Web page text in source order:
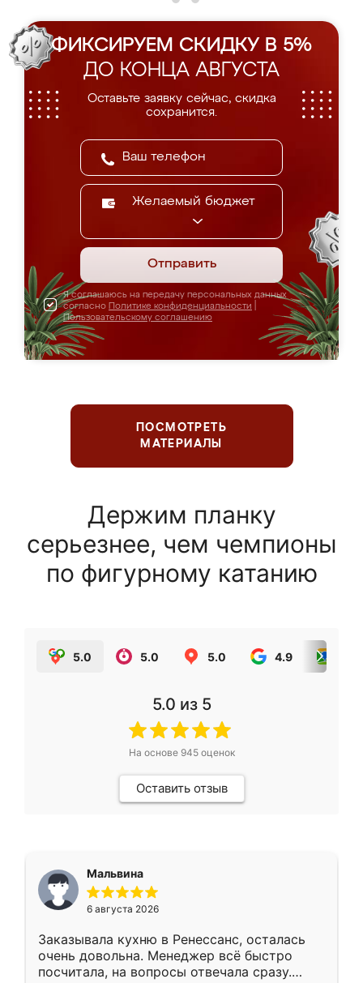
ФИКСИРУЕМ СКИДКУ В 5%
ДО КОНЦА АВГУСТА
Оставьте заявку сейчас, скидка
сохранится.
Желаемый бюджет
Отправить
Я соглашаюсь на передачу персональных данных
согласно Политике конфиденциальности
Пользовательскому соглашению
ПОСМОТРЕТЬ
МАТЕРИАЛЫ
Держим планку
серьезнее, чем чемпионы
по фигурному катанию
5.0 5.0 5.0 4.9
5.0 из 5
На основе 945оценок
Оставить отзыв
Мальвина
6 августа 2026
Заказывала кухню в Ренессанс, осталась
очень довольна. Менеджер всё быстро
посчитала, на вопросы отвечала сразу.